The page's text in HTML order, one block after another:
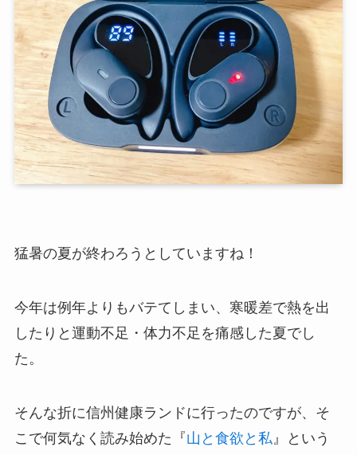
猛暑の夏が終わろうとしていますね！
今年は例年よりもバテてしまい、寒暖差で熱を出
したりと運動不足・体力不足を痛感した夏でし
た。
そんな折に信州健康ランドに行ったのですが、そ
こで何気なく読み始めた『山と食欲と私』という